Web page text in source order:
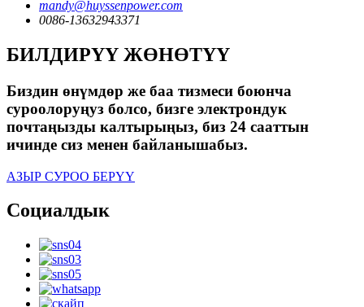
mandy@huyssenpower.com
0086-13632943371
БИЛДИРҮҮ ЖӨНӨТҮҮ
Биздин өнүмдөр же баа тизмеси боюнча
суроолоруңуз болсо, бизге электрондук
почтаңызды калтырыңыз, биз 24 сааттын
ичинде сиз менен байланышабыз.
АЗЫР СУРОО БЕРҮҮ
Социалдык